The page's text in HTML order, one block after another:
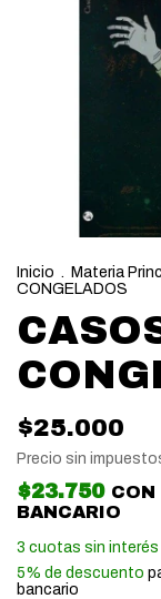
Inicio . Materia
CONGELADOS
$25.000
Precio sin
$23.750 CON
BANCARIO
3 cuotas sin interés
5% de descuento
bancario